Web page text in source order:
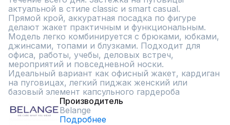
актуальной в стиле classic и smart casual.
Прямой крой, аккуратная посадка по фигуре
делают жакет практичным и функциональным.
Модель легко комбинируется с брюками, юбками,
джинсами, топами и блузками. Подходит для
офиса, работы, учебы, деловых встреч,
мероприятий и повседневной носки.
Идеальный вариант как офисный жакет, кардиган
на пуговицах, легкий пиджак женский или
базовый элемент капсульного гардероба
Производитель
Belange
Подробнее